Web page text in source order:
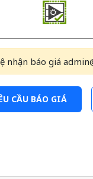
nhận báo giá
CẦU BÁO GIÁ